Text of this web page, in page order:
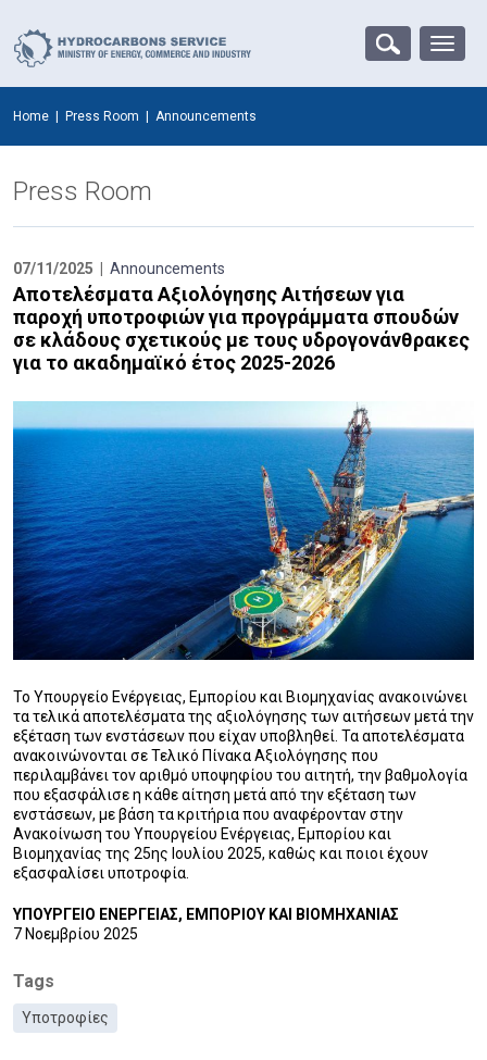
Home Press Room Announcements
Press Room
07/11/2025 | Announcements
Αποτελέσματα Αξιολόγησης Αιτήσεων για
παροχή υποτροφιών για προγράμματα σπουδών
σε κλάδους σχετικούς με τους υδρογονάνθρακες
για το ακαδημαϊκό έτος 2025-2026
Το Υπουργείο Ενέργειας, Εμπορίου και Βιομηχανίας ανακοινώνει
τα τελικά αποτελέσματα της αξιολόγησης των αιτήσεων μετά την
εξέταση των ενστάσεων που είχαν υποβληθεί. Τα αποτελέσματα
ανακοινώνονται σε Τελικό Πίνακα Αξιολόγησης που
περιλαμβάνει τον αριθμό υποψηφίου του αιτητή, την βαθμολογία
που εξασφάλισε η κάθε αίτηση μετά από την εξέταση των
ενστάσεων, με βάση τα κριτήρια που αναφέρονταν στην
Ανακοίνωση του Υπουργείου Ενέργειας, Εμπορίου και
Βιομηχανίας της 25ης Ιουλίου 2025, καθώς και ποιοι έχουν
εξασφαλίσει υποτροφία.
ΥΠΟΥΡΓΕΙΟ ΕΝΕΡΓΕΙΑΣ, ΕΜΠΟΡΙΟΥ ΚΑΙ ΒΙΟΜΗΧΑΝΙΑΣ
7 Νοεμβρίου 2025
Tags
Υποτροφίες